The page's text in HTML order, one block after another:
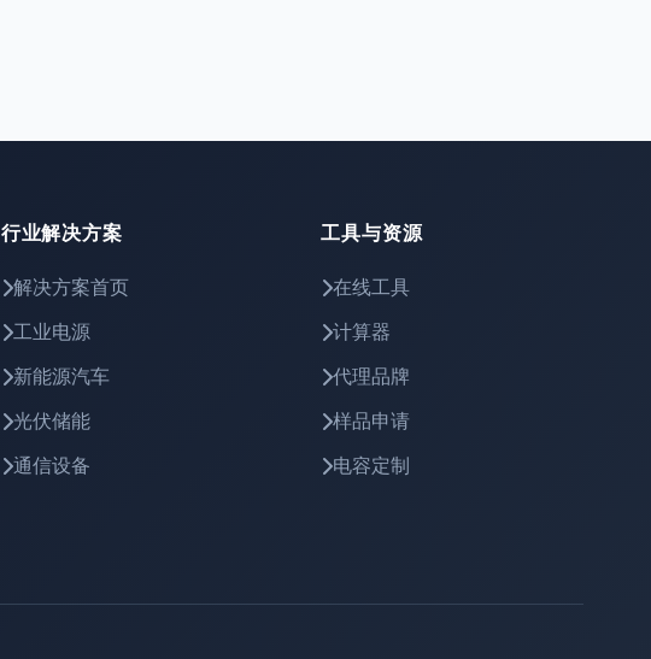
行业解决方案
解决方案首页
工业电源
新能源汽车
光伏储能
通信设备
工具与资源
在线工具
计算器
代理品牌
样品申请
电容定制